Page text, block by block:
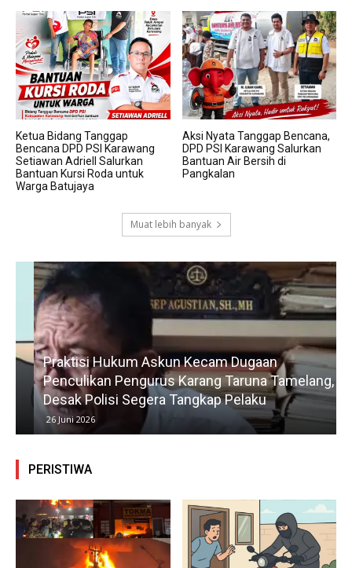
Ketua Bidang Tanggap
Bencana DPD PSI Karawang
Setiawan Adriell Salurkan
Bantuan Kursi Roda untuk
Warga Batujaya
Aksi Nyata Tanggap Bencana,
DPD PSI Karawang Salurkan
Bantuan Air Bersih di
Pangkalan
Muat lebih banyak
Praktisi Hukum Askun Kecam Dugaan
Penculikan Pengurus Karang Taruna Tamelang,
Desak Polisi Segera Tangkap Pelaku
26 Juni 2026
PERISTIWA